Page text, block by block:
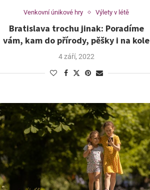
Venkovní únikové hry Výlety v létě
Bratislava trochu jinak: Poradíme
vám, kam do přírody, pěšky i na kole
4 září, 2022